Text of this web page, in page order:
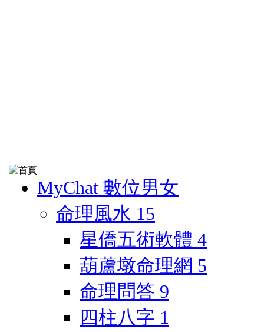
MyChat 數位男女
命理風水 15
星僑五術軟體 4
葫蘆墩命理網 5
命理問答 9
四柱八字 1